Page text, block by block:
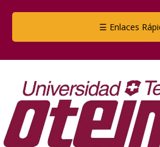
☰ Enlaces